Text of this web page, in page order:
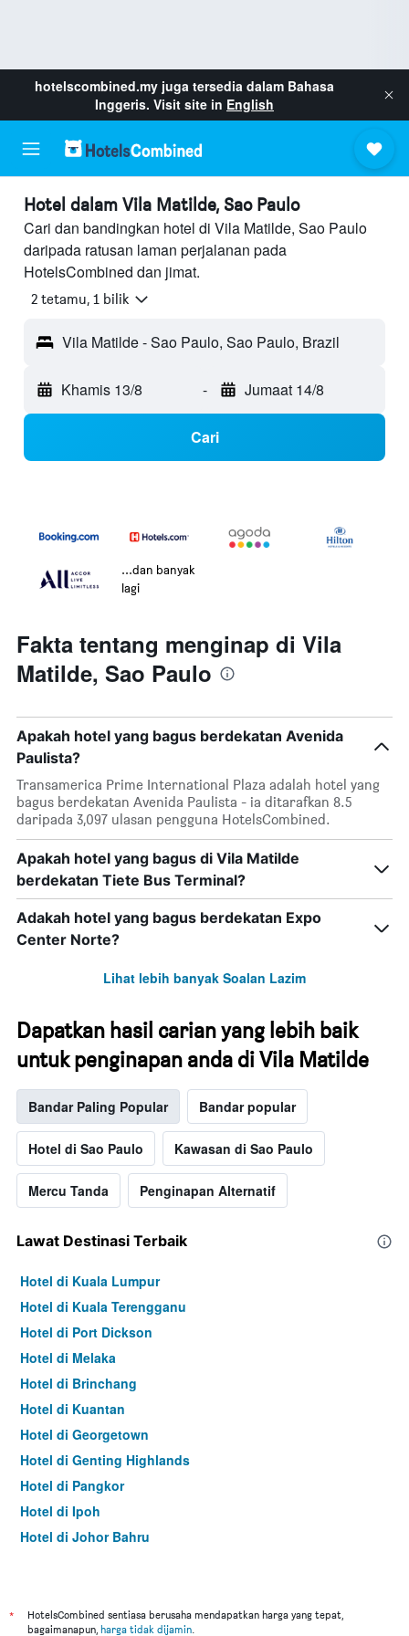
hotelscombined.my juga tersedia dalam Bahasa
Inggeris. Visit site in English
Hotel dalam Vila Matilde, Sao Paulo
Cari dan bandingkan hotel di Vila Matilde, Sao Paulo
daripada ratusan laman perjalanan pada
HotelsCombined dan jimat.
2 tetamu, 1 bilik
Vila Matilde - Sao Paulo, Sao Paulo, Brazil
Khamis 13/8 - Jumaat 14/8
Cari
...dan banyak
lagi
Fakta tentang menginap di Vila
Matilde, Sao Paulo
Apakah hotel yang bagus berdekatan Avenida
Paulista?
Transamerica Prime International Plaza adalah hotel yang
bagus berdekatan Avenida Paulista - ia ditarafkan 8.5
daripada 3,097 ulasan pengguna HotelsCombined.
Apakah hotel yang bagus di Vila Matilde
berdekatan Tiete Bus Terminal?
Adakah hotel yang bagus berdekatan Expo
Center Norte?
Lihat lebih banyak Soalan Lazim
Dapatkan hasil carian yang lebih baik
untuk penginapan anda di Vila Matilde
Bandar Paling Popular Bandar popular
Hotel di Sao Paulo Kawasan di Sao Paulo
Mercu Tanda Penginapan Alternatif
Lawat Destinasi Terbaik
Hotel di Kuala Lumpur
Hotel di Kuala Terengganu
Hotel di Port Dickson
Hotel di Melaka
Hotel di Brinchang
Hotel di Kuantan
Hotel di Georgetown
Hotel di Genting Highlands
Hotel di Pangkor
Hotel di Ipoh
Hotel di Johor Bahru
Hotel di Kuching
*
HotelsCombined sentiasa berusaha mendapatkan harga yang tepat,
bagaimanapun, harga tidak dijamin.